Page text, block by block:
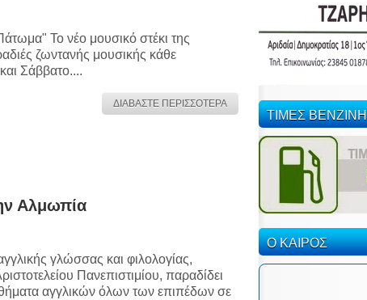
Το νέο μουσικό στέκι της
ζωντανής μουσικής κάθε
Σάββατο....
ΔΙΑΒΑΣΤΕ ΠΕΡΙΣΣΟΤΕΡΑ
Αλμωπία
γλώσσας και φιλολογίας,
Πανεπιστιμίου, παραδίδει
αγγλικών όλων των επιπέδων σε
ΤΙΜΕΣ
Ο ΚΑΙΡΟΣ